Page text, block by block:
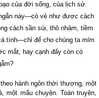
của đời sống, của lịch sử.
này—có vẻ như được cách
cách sần sùi, thô nhám, tiềm
tính—chỉ để cho chúng ta mỉm
mắt, hay cạnh đấy còn có
hành ngôn thời thượng, một
một mẩu chuyện. Toàn truyện,